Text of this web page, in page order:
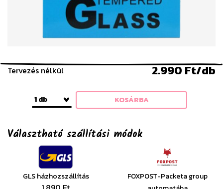
Tervezés nélkül 2.990 Ft/db
1 db KOSÁRBA
Választható szállítási módok
GLS házhozszállítás
FOXPOST-Packeta group